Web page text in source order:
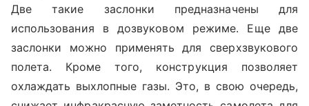
Две такие заслонки предназначены для
использования в дозвуковом режиме. Еще две
заслонки можно применять для сверхзвукового
полета. Кроме того, конструкция позволяет
охлаждать выхлопные газы. Это, в свою очередь,